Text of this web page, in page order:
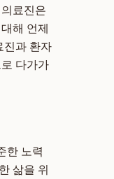
료진은
해 언제
진과 환자
다가가
한 노력
삶을 위